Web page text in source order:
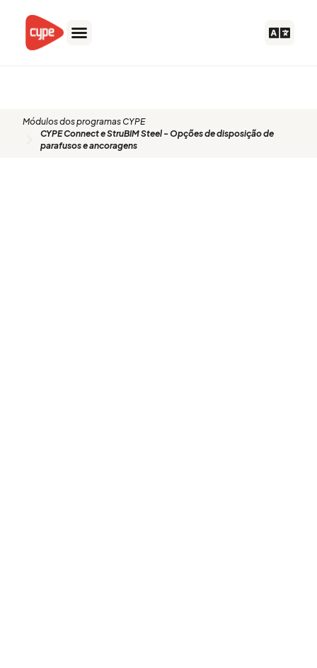
conteúdo
Módulos dos programas CYPE
CYPE Connect e StruBIM Steel - Opções de disposição de
parafusos e ancoragens